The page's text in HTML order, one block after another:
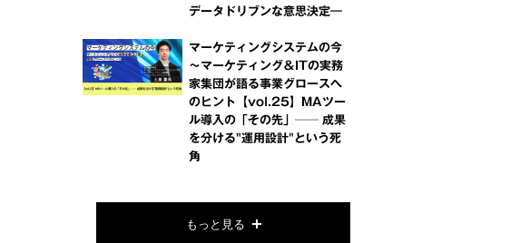
データドリブンな意思決定―
マーケティングシステムの今
～マーケティング＆ITの実務
家集団が語る事業グロースへ
のヒント【vol.25】MAツー
ル導入の「その先」── 成果
を分ける"運用設計"という死
角
もっと見る